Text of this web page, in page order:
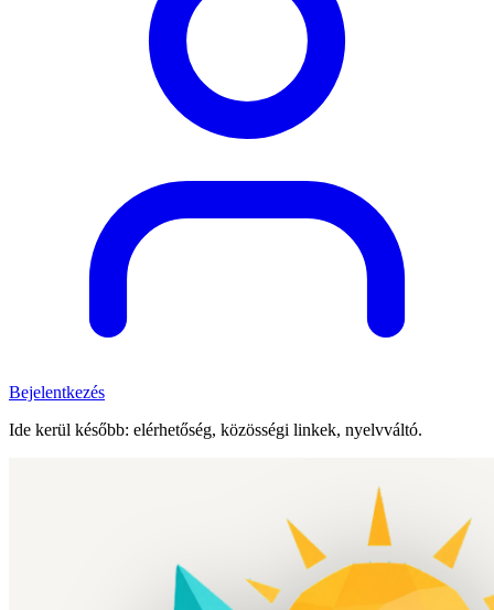
Bejelentkezés
Ide kerül később: elérhetőség, közösségi linkek, nyelvváltó.